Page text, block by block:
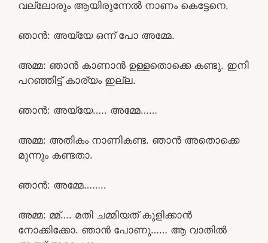
വല്ലോരും ആയിരുന്നേൽ നാണം കെട്ടേനെ.
ഞാൻ: അയ്യേ ഒന്ന് പോ അമ്മേ.
അമ്മ: ഞാൻ കാണാൻ ഉള്ളതൊക്കെ കണ്ടു. ഇനി
പറഞ്ഞിട്ട് കാര്യം ഇല്ല.
ഞാൻ: അയ്യേ….. അമ്മേ……
അമ്മ: അതികം നാണികണ്ട. ഞാൻ അതൊക്കെ
മുന്നും കണ്ടതാ.
ഞാൻ: അമ്മേ……..
അമ്മ: മ്മ്…. മതി ചമ്മിയത് കുളിക്കാൻ
നോക്കിക്കോ. ഞാൻ പോണു…… ആ വാതിൽ